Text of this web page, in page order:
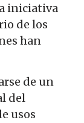
iniciativa
de los
han
de un
del
usos